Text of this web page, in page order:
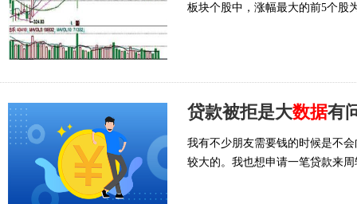
板块个股中，涨幅最大的前5个股
贷款被拒是大数据有
我有不少朋友需要钱的时候是不
较大的。我也想申请一笔贷款来